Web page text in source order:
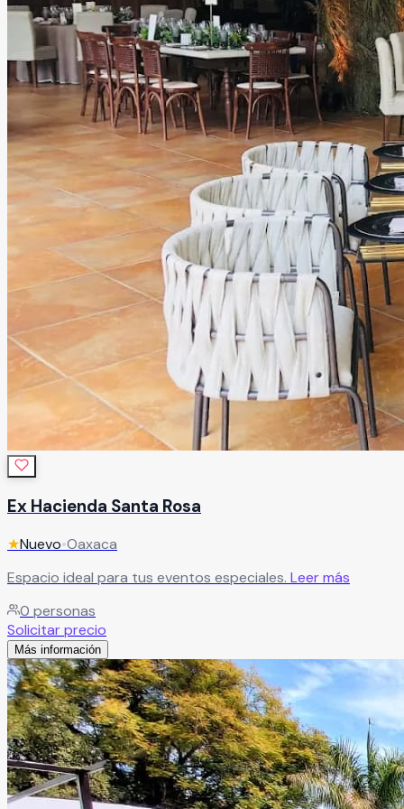
Ex Hacienda Santa Rosa
★Nuevo•Oaxaca
Espacio ideal para tus eventos especiales. Leer más
0 personas
Solicitar precio
Más información